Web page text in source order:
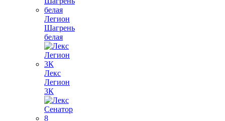
Легион
Шагрень
белая
Лекс
Легион
3К